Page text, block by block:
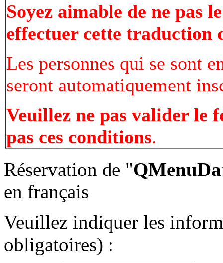
Soyez aimable de ne pas
effectuer cette traduction
Les personnes qui se sont
seront automatiquement
Veuillez ne pas valider le
pas ces conditions.
Réservation de "
en français
Veuillez indiquer les
obligatoires) :